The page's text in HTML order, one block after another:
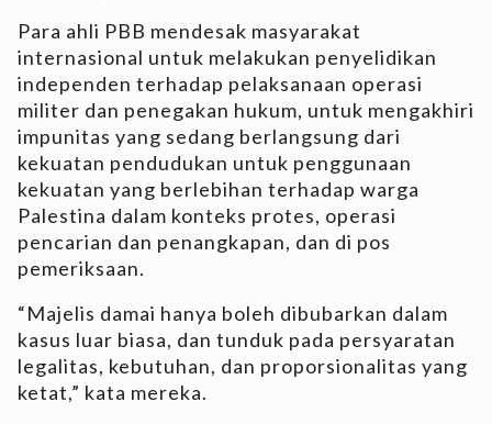
Para ahli PBB mendesak masyarakat
internasional untuk melakukan penyelidikan
independen terhadap pelaksanaan operasi
militer dan penegakan hukum, untuk mengakhiri
impunitas yang sedang berlangsung dari
kekuatan pendudukan untuk penggunaan
kekuatan yang berlebihan terhadap warga
Palestina dalam konteks protes, operasi
pencarian dan penangkapan, dan di pos
pemeriksaan.
“Majelis damai hanya boleh dibubarkan dalam
kasus luar biasa, dan tunduk pada persyaratan
legalitas, kebutuhan, dan proporsionalitas yang
ketat,” kata mereka.